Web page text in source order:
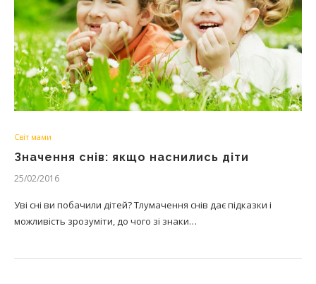
Світ мами
Значення снів: якщо наснились діти
25/02/2016
Уві сні ви побачили дітей? Тлумачення снів дає підказки і
можливість зрозуміти, до чого зі знаки…